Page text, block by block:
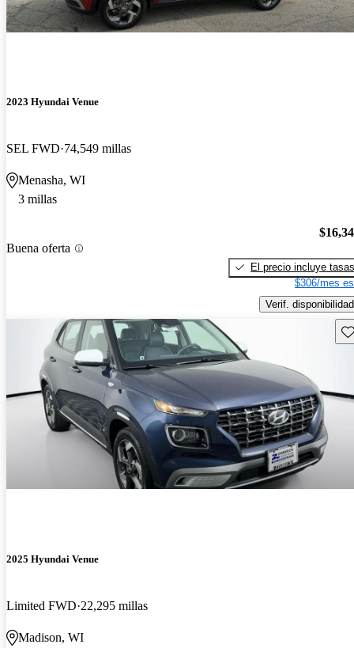
2023 Hyundai Venue
SEL FWD 74,549 millas
Menasha, WI
3 millas
Buena oferta
El precio incluye tasas
$306/mes
Verif. disponibilidad
2025 Hyundai Venue
Limited FWD 22,295 millas
Madison, WI